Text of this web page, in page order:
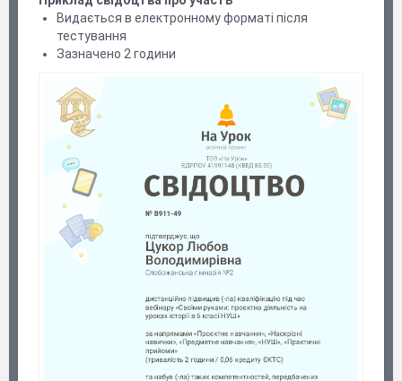
Видається в електронному форматі після
тестування
Зазначено 2 години